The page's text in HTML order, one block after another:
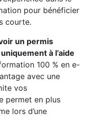
pour bénéficier
courte.
un permis
à l’aide
100 % en e-
avec une
vos
permet en plus
lors d’une